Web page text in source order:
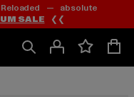
— absolute
SALE ❮❮